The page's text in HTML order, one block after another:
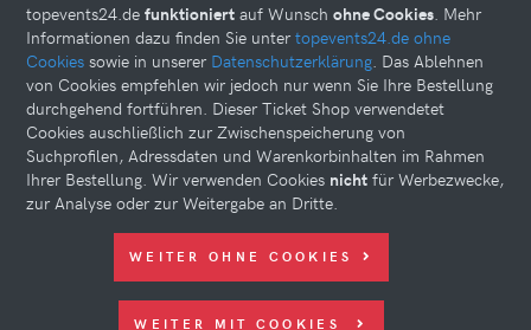
Diese Website kann Cookies verwenden. Bitte nehmen Sie weiter
unten Ihre Einstellungen vor.
© 2026 topevents24.de. All rights reserved.
topevents24.de funktioniert auf Wunsch ohne Cookies. Mehr
Informationen dazu finden Sie unter topevents24.de ohne
Cookies sowie in unserer Datenschutzerklärung. Das Ablehnen
von Cookies empfehlen wir jedoch nur wenn Sie Ihre Bestellung
durchgehend fortführen. Dieser Ticket Shop verwendetet
Cookies auschließlich zur Zwischenspeicherung von
Suchprofilen, Adressdaten und Warenkorbinhalten im Rahmen
Ihrer Bestellung. Wir verwenden Cookies nicht für Werbezwecke,
zur Analyse oder zur Weitergabe an Dritte.
WEITER OHNE COOKIES
WEITER MIT COOKIES